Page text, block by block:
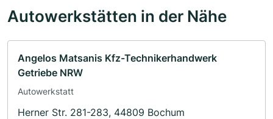
Autowerkstätten in der Nähe
Angelos Matsanis Kfz-Technikerhandwerk
Getriebe NRW
Autowerkstatt
Herner Str. 281-283, 44809 Bochum